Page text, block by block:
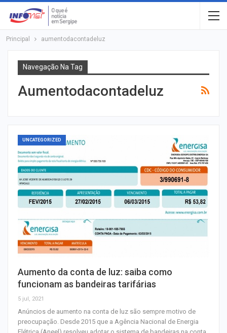
Principal aumentodacontadeluz
Navegação Na Tag
Aumentodacontadeluz
UNCATEGORIZED
Aumento da conta de luz: saiba como
funcionam as bandeiras tarifárias
5 jul, 2021
Anúncios de aumento na conta de luz são sempre motivo de
preocupação. Desde 2015 que a Agência Nacional de Energia